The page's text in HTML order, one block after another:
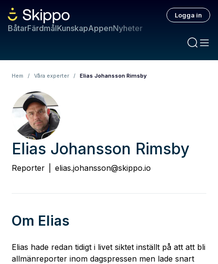
BåtarFärdmålKunskapAppenNyheter
Logga in
Hem / Våra experter / Elias Johansson Rimsby
Elias Johansson Rimsby
Reporter elias.johansson@skippo.io
Om Elias
Elias hade redan tidigt i livet siktet inställt på att att bli
allmänreporter inom dagspressen men lade snart